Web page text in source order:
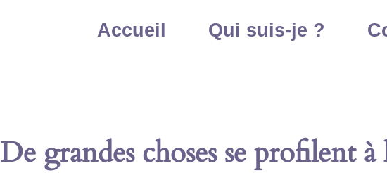
Accueil Qui suis-je ?
De grandes choses se profilent